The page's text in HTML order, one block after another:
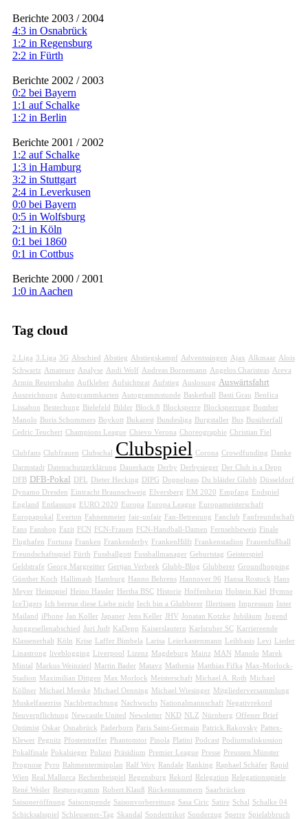
Berichte 2003 / 2004
4:3 in Osnabrück
1:2 in Regensburg
2:2 in Fürth
Berichte 2002 / 2003
0:2 bei Bayern
1:1 auf Schalke
1:2 in Berlin
Berichte 2001 / 2002
1:2 auf Schalke
1:3 in Hamburg
3:2 in Stuttgart
2:4 in Leverkusen
0:0 bei Bayern
0:5 in Wolfsburg
2:1 in Köln
0:1 bei 1860
0:1 in Cottbus
Berichte 2000 / 2001
1:0 in Aachen
Tag cloud
2.Liga 3.Liga 3G Abschied Abstieg Abstiegskampf Adventssingen Ajax Alkmaar Alois
Schwartz Amateure Analyse Andi Wolf Andreas Bornemann Angelos Charisteas Areva
Armin Reutershahn Aufkleber Aufsichtsrat Aufstieg Auslosung Auswärtsfahrt
Auszeichnung Autogrammkarten Autogrammstunde Basketball Basti Grau
Benfica
Lissabon
Bestechung Bielefeld Bilder Block 8 Blocksperre Blocksperrung
Bomber
Manolo
Boris Schommers Boykott Bukarest Bundesliga Burgstaller Bus
Busüberfall
Cedric Teuchert Champions League Chievo Verona Choreographie Christian Fiel
Clubfans Clubfrauen Clubschal Clubspiel Corona Crowdfunding
Danke
Darmstadt
Datenschutzerklärung Dauerkarte Derby Derbysieger
Der Club is a Depp
DFB
DFB-Pokal DFL Dieter Hecking DIPG Doppelpass Du bläider Glubb
Düsseldorf
Dynamo Dresden
Eintracht Braunschweig Elversberg EM 2020 Empfang
Endspiel
England
Entlassung EURO 2020 Europa Europa League
Europameisterschaft
Europapokal
Everton Fahnenmeier fair-unfair Fan-Betreuung Fanclub
Fanfreundschaft
Fans
Fanshop Fazit FCN FCN-Frauen FCN-Handball-Damen Fernsehbeweis
Finale
Flughafen
Fortuna Franken Frankenderby FrankenHilft Frankenstadion
Frauenfußball
Freundschaftsspiel
Fürth Fussballgott Fussballmanager Geburtstag Geisterspiel
Geldstrafe Georg Margreitter Gertjan Verbeek Glubb-Blog Glubberer Groundhopping
Günther Koch
Hallimash Hamburg Hanno Behrens Hannover 96 Hansa Rostock
Hans
Meyer
Heimspiel Heino Hassler Hertha BSC Historie Hoffenheim Holstein Kiel
Hymne
IceTigers
Ich bereue diese Liebe nicht Iech bin a Glubberer Illertissen Impressum
Inter
Mailand
iPhone Jan Koller Japaner Jens Keller JHV Jonatan Kotzke Jubiläum Jugend
Junggesellenabschied
Juri Judt KaDepp Kaiserslautern Karlsruher SC
Karriereende
Klassenerhalt
Köln Krise Laffer Bimbela Larisa Leierkastenmann Leihbasis Levi
Lieder
Linastrong
liveblogging Liverpool Lizenz Magdeburg Mainz MAN Manolo
Marek
Mintal
Markus Weinzierl Martin Bader Matavz Mathenia Matthias Fifka
Max-Morlock-
Stadion
Maximilian Dittgen Max Morlock Meisterschaft Michael A. Roth
Michael
Köllner Michael Meeske Michael Oenning Michael Wiesinger Mitgliederversammlung
Muskelfaserriss Nachbetrachtung Nachwuchs Nationalmannschaft Negativrekord
Neuverpflichtung
Newcastle United Newsletter NKD NLZ Nürnberg Offener Brief
Optimist Oskar Osnabrück Paderborn Paris Saint-Germain Patrick Rakovsky
Pattex-
Klewer
Pegnitz Pfostentreffer Phantomtor Pinola Platini Podcast
Podiumsdiskussion
Pokalfinale
Pokalsieger Polizei Präsidium Premier League Presse
Preussen Münster
Prognose
Pyro Rahmenterminplan Ralf Woy Randale Ranking Raphael Schäfer
Rapid
Wien
Real Mallorca Rechenbeispiel Regensburg Rekord Relegation
Relegationsspiele
René Weiler
Restprogramm Robert Klauß Rückennummern Saarbrücken
Saisoneröffnung Saisonspende Saisonvorbereitung Sasa Ciric Satire Schal
Schalke 04
Schicksalsspiel
Schleusener-Tag Skandal Sondertrikot Sonderzug Sperre Spielabbruch